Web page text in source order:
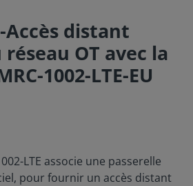
Accès distant
OT avec la
1002-LTE-EU
LTE associe une passerelle
pour fournir un accès distant